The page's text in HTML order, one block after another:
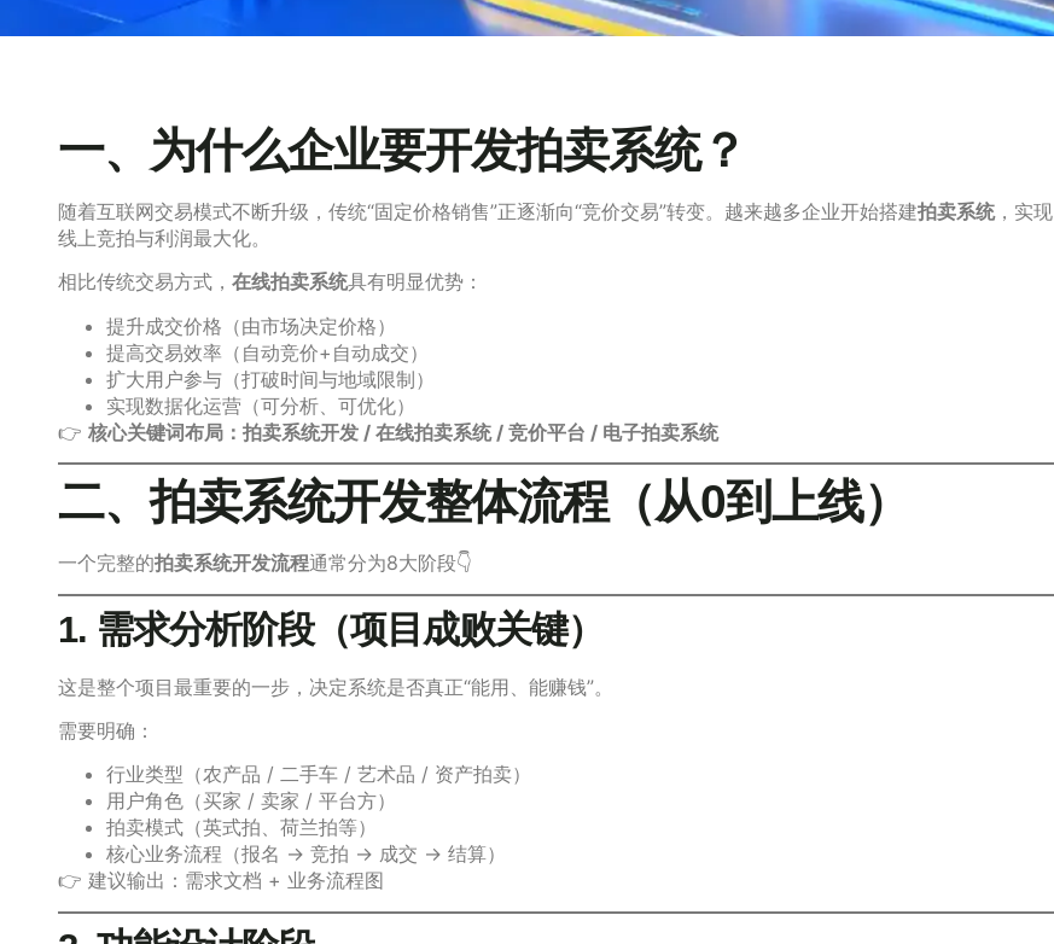
一、为什么企业要开发拍卖系统？
随着互联网交易模式不断升级，传统“固定价格销售”正逐渐向“竞价交易”转变。越来越多企业开始搭建拍卖系统，实现
线上竞拍与利润最大化。
相比传统交易方式， 在线拍卖系统具有明显优势：
提升成交价格（由市场决定价格）
提高交易效率（自动竞价+自动成交）
扩大用户参与（打破时间与地域限制）
实现数据化运营（可分析、可优化）
👉 核心关键词布局：拍卖系统开发 / 在线拍卖系统 / 竞价平台 / 电子拍卖系统
二、拍卖系统开发整体流程（从0到上线）
一个完整的拍卖系统开发流程通常分为8大阶段👇
1. 需求分析阶段（项目成败关键）
这是整个项目最重要的一步，决定系统是否真正“能用、能赚钱”。
需要明确：
行业类型（农产品 / 二手车 / 艺术品 / 资产拍卖）
用户角色（买家 / 卖家 / 平台方）
拍卖模式（英式拍、荷兰拍等）
核心业务流程（报名 → 竞拍 → 成交 → 结算）
👉 建议输出：需求文档 + 业务流程图